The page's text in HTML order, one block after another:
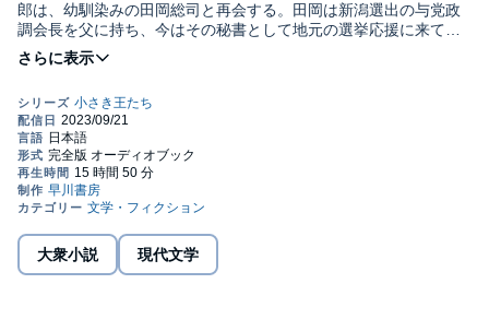
郎は、幼馴染みの田岡総司と再会する。田岡は新潟選出の与党政
調会長を父に持ち、今はその秘書として地元の選挙応援に来てい
た。彼らはそれぞれの仕事で上を目指そうと誓い合う。だが、選
挙に勝つために清濁併せ呑む覚悟の田岡と、不正を許さずスクー
た……大河政治マスコミ小説三部作開幕!
本タイトルには付属資料・PDFが用意されています。ご購入後、
PCサイトのライブラリー、またはアプリ上の「目次」からご確認
ください。
©2022 Shunichi Doba (P)2023 Hayakawa Publishing Inc.
大衆小説 現代文学